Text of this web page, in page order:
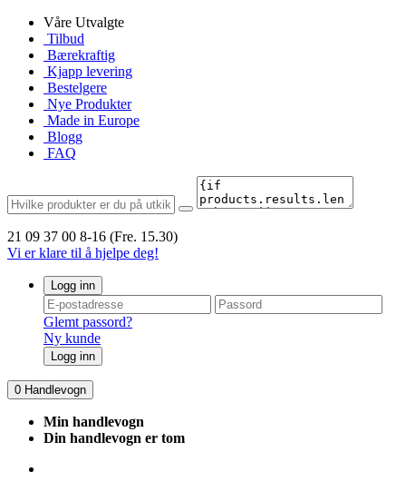
Våre Utvalgte
Tilbud
Bærekraftig
Kjapp levering
Bestelgere
Nye Produkter
Made in Europe
Blogg
FAQ
21 09 37 00 8-16 (Fre. 15.30)
Vi er klare til å hjelpe deg!
Logg inn
Glemt passord?
Ny kunde
Logg inn
0 Handlevogn
Min handlevogn
Din handlevogn er tom